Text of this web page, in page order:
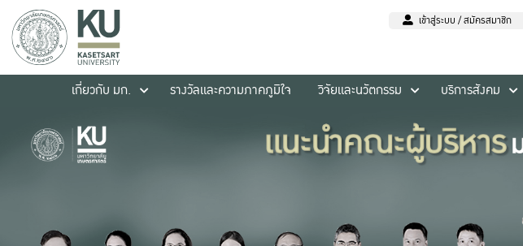
เข้าสู่ระบบ / สมัครสมาชิก
เกี่ยวกับ มก.
รางวัลและความภาคภูมิใจ วิจัยและนวัตกรรม บริการสังคม